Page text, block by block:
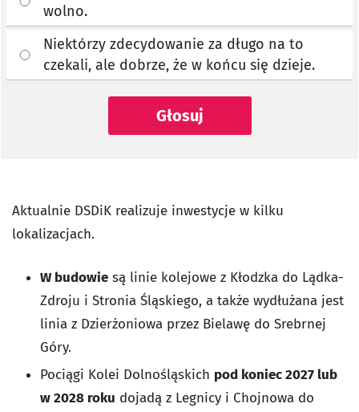
wolno.
Niektórzy zdecydowanie za długo na to
czekali, ale dobrze, że w końcu się dzieje.
Głosuj
Aktualnie DSDiK realizuje inwestycje w kilku
lokalizacjach.
W budowie są linie kolejowe z Kłodzka do Lądka-
Zdroju i Stronia Śląskiego, a także wydłużana jest
linia z Dzierżoniowa przez Bielawę do Srebrnej
Góry.
Pociągi Kolei Dolnośląskich pod koniec 2027 lub
w 2028 roku dojadą z Legnicy i Chojnowa do